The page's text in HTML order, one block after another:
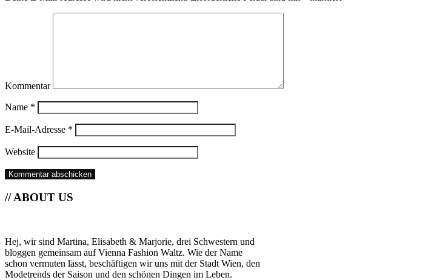
Kommentar
Name *
E-Mail-Adresse *
Website
// ABOUT US
Hej, wir sind Martina, Elisabeth & Marjorie, drei Schwestern und
bloggen gemeinsam auf Vienna Fashion Waltz. Wie der Name
schon vermuten lässt, beschäftigen wir uns mit der Stadt Wien, den
Modetrends der Saison und den schönen Dingen im Leben.